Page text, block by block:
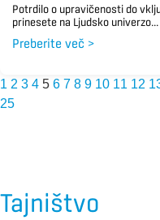
Potrdilo o upravičenosti do
prinesete na Ljudsko univerzo...
Preberite več >
1 2 3 4 5 6 7 8 9 10 11 12
25
Tajništvo